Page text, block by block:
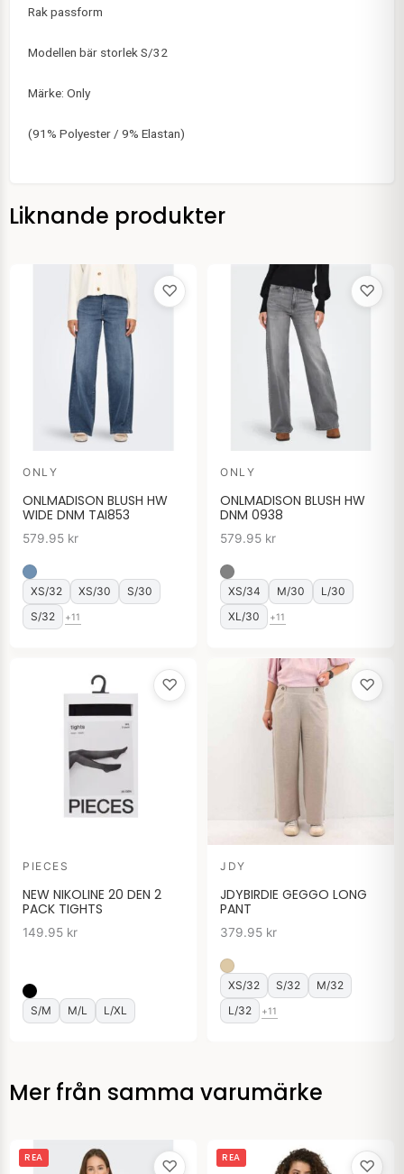
Rak passform
Modellen bär storlek S/32
Märke: Only
(91% Polyester / 9% Elastan)
Liknande produkter
♡
ONLY
ONLMADISON BLUSH HW
WIDE DNM TAI853
579.95 kr
XS/32 XS/30
S/30
S/32
+11
♡
ONLY
ONLMADISON BLUSH HW
DNM 0938
579.95 kr
XS/34 M/30
L/30
XL/30
+11
♡
PIECES
NEW NIKOLINE 20 DEN 2
PACK TIGHTS
149.95 kr
S/M M/L L/XL
♡
JDY
JDYBIRDIE GEGGO LONG
PANT
379.95 kr
XS/32 S/32
M/32
L/32
+11
Mer från samma varumärke
♡
REA
Det
ursprungliganuvarande
♡
REA
Det
ursprungliganuvarande